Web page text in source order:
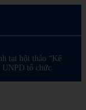
tại hội thảo “Kế
UNPD tổ chức